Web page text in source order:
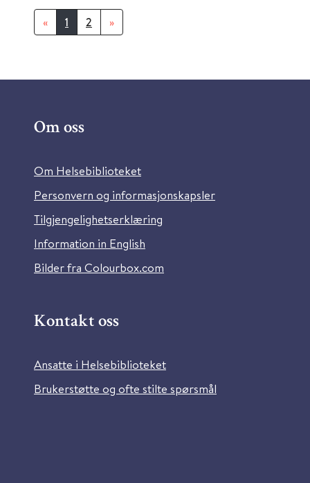
« 1 2 »
Om oss
Om Helsebiblioteket
Personvern og informasjonskapsler
Tilgjengelighetserklæring
Information in English
Bilder fra Colourbox.com
Kontakt oss
Ansatte i Helsebiblioteket
Brukerstøtte og ofte stilte spørsmål